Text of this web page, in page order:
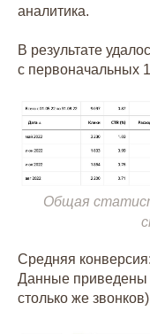
аналитика.
В результате
с первоначальных
Общая
Средняя
Данные приведены
столько же звонков)